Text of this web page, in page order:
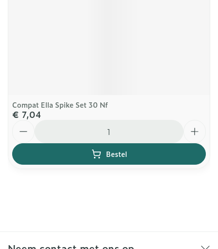
Compat Ella Spike Set 30 Nf
€ 7,04
Bestel